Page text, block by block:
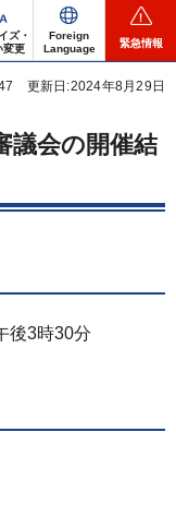
ズ・
変更
Foreign
Language
緊急情報
更新日:2024年8月29日
議会の開催結
3時30分